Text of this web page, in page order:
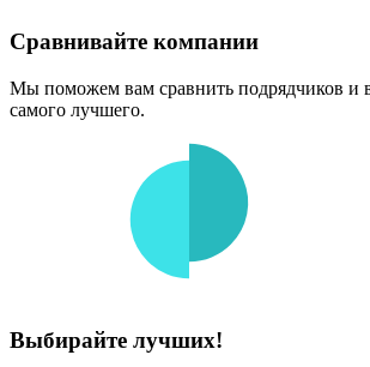
Сравнивайте компании
Мы поможем вам сравнить подрядчиков и
самого лучшего.
Выбирайте лучших!